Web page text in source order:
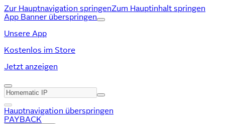
Zur Hauptnavigation springenZum Hauptinhalt springen
App Banner überspringen
Unsere App
Kostenlos im Store
Jetzt anzeigen
Hauptnavigation überspringen
PAYBACK